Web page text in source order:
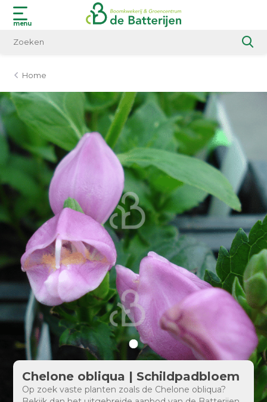
menu
Home
Chelone obliqua | Schildpadbloem
Op zoek vaste planten zoals de Chelone obliqua?